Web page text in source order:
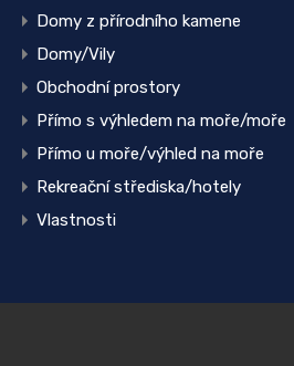
Domy z přírodního kamene
Domy/Vily
Obchodní prostory
Přímo s výhledem na moře/moře
Přímo u moře/výhled na moře
Rekreační střediska/hotely
Vlastnosti